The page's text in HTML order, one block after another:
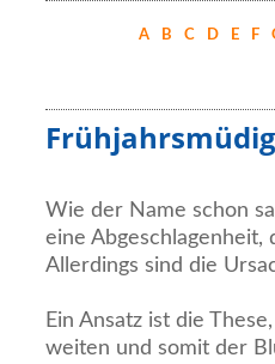
A B C D E F
Wie der Name schon
eine Abgeschlagenheit,
Allerdings sind die
Ein Ansatz ist die
weiten und somit der